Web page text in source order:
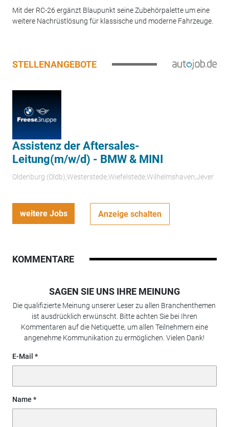
Mit der RC-26 ergänzt Blaupunkt seine Zubehörpalette um eine
weitere Nachrüstlösung für klassische und moderne Fahrzeuge.
STELLENANGEBOTE
Assistenz der Aftersales-
Leitung(m/w/d) - BMW & MINI
Oldenburg (Oldb);Westerstede;Wiefelstede;Wilhelmshaven;Jever
weitere Jobs Anzeige schalten
KOMMENTARE
SAGEN SIE UNS IHRE MEINUNG
Die qualifizierte Meinung unserer Leser zu allen Branchenthemen
ist ausdrücklich erwünscht. Bitte achten Sie bei Ihren
Kommentaren auf die Netiquette, um allen Teilnehmern eine
angenehme Kommunikation zu ermöglichen. Vielen Dank!
E-Mail
Name